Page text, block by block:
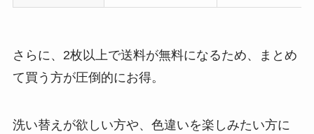
さらに、2枚以上で送料が無料になるため、まとめ
て買う方が圧倒的にお得。
洗い替えが欲しい方や、色違いを楽しみたい方に